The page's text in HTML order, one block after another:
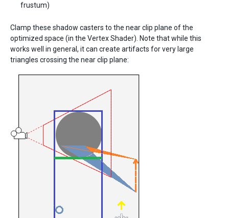
frustum)
Clamp these shadow casters to the near clip plane of the
optimized space (in the Vertex Shader). Note that while this
works well in general, it can create artifacts for very large
triangles crossing the near clip plane: